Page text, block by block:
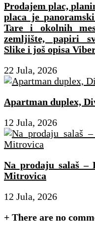
Prodajem plac,
placa je
Tare i okolnih
zemljište, papiri
Slike i još opisa
22 Jula, 2026
Apartman duplex,
12 Jula, 2026
Na prodaju salaš –
Mitrovica
12 Jula, 2026
+ There are no